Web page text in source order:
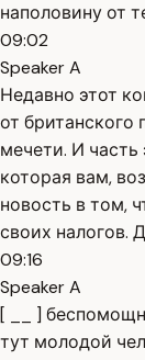
наполовину от
09:02
Speaker A
Недавно этот
от британского
мечети. И
которая вам,
новость в том,
своих налогов.
09:16
Speaker A
[ __ ]
тут молодой